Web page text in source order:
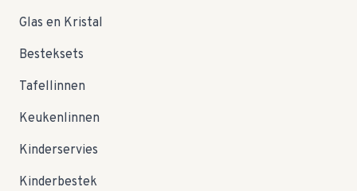
Glas en Kristal
Besteksets
Tafellinnen
Keukenlinnen
Kinderservies
Kinderbestek